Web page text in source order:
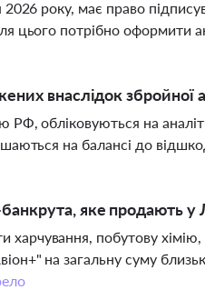
року, має право
цього потрібно оформити
внаслідок збройної
обліковуються на
на балансі до
яке продають у
побутову хімію,
на загальну суму